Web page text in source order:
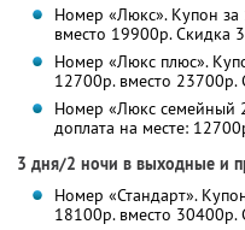
Номер «Люкс». Купон за
вместо 19900р. Скидка
Номер «Люкс плюс».
12700р. вместо 23700р.
Номер «Люкс семейный
доплата на месте:
3 дня/2 ночи в выходные и
Номер «Стандарт».
18100р. вместо 30400р.